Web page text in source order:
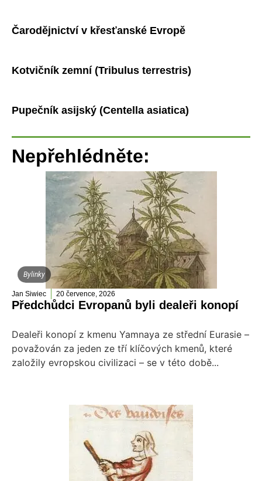
Čarodějnictví v křesťanské Evropě
Kotvičník zemní (Tribulus terrestris)
Pupečník asijský (Centella asiatica)
Nepřehlédněte:
Bylinky
Jan Siwiec 20 července, 2026
Předchůdci Evropanů byli dealeři konopí
Dealeři konopí z kmenu Yamnaya ze střední Eurasie –
považován za jeden ze tří klíčových kmenů, které
založily evropskou civilizaci – se v této době...